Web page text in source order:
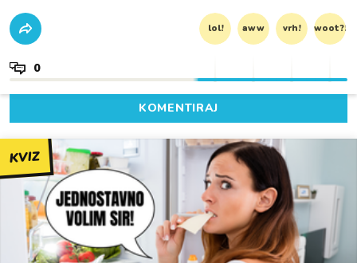
lol! aww vrh! woot?!
0
KOMENTIRAJ
KVIZ